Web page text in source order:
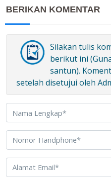
BERIKAN KOMENTAR
Silakan tulis
berikut ini
santun).
setelah disetujui oleh